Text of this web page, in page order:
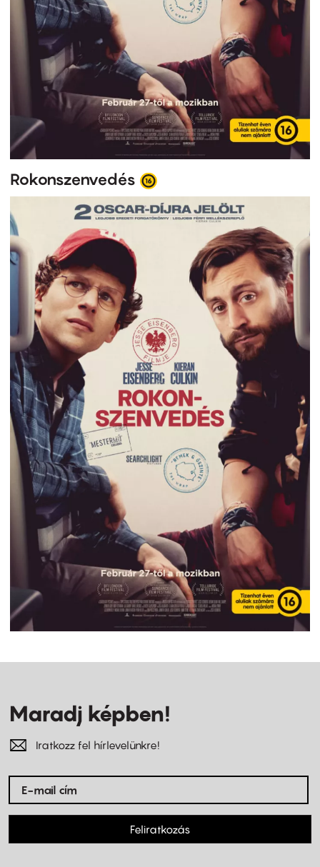
Rokonszenvedés
Maradj képben!
Iratkozz fel hírlevelünkre!
Feliratkozás